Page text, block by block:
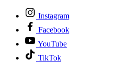
Instagram
Facebook
YouTube
TikTok